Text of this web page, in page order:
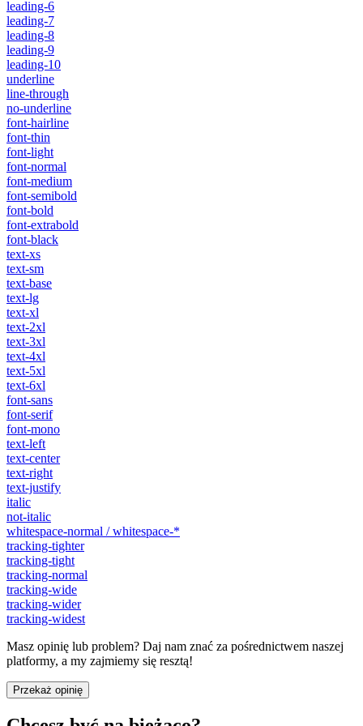
leading-6
leading-7
leading-8
leading-9
leading-10
underline
line-through
no-underline
font-hairline
font-thin
font-light
font-normal
font-medium
font-semibold
font-bold
font-extrabold
font-black
text-xs
text-sm
text-base
text-lg
text-xl
text-2xl
text-3xl
text-4xl
text-5xl
text-6xl
font-sans
font-serif
font-mono
text-left
text-center
text-right
text-justify
italic
not-italic
whitespace-normal / whitespace-*
tracking-tighter
tracking-tight
tracking-normal
tracking-wide
tracking-wider
tracking-widest
Masz opinię lub problem? Daj nam znać za pośrednictwem naszej
platformy, a my zajmiemy się resztą!
Przekaż opinię